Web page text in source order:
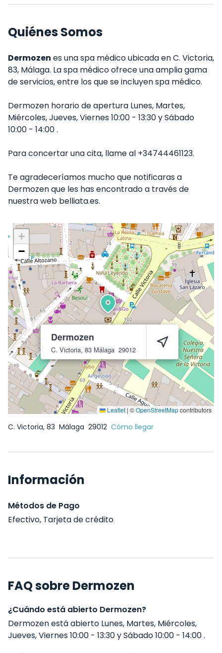
Quiénes Somos
Dermozen es una spa médico ubicada en C. Victoria,
83, Málaga. La spa médico ofrece una amplia gama
de servicios, entre los que se incluyen spa médico.
Dermozen horario de apertura Lunes, Martes,
Miércoles, Jueves, Viernes 10:00 - 13:30 y Sábado
10:00 - 14:00 .
Para concertar una cita, llame al +34744461123.
Te agradeceríamos mucho que notificaras a
Dermozen que les has encontrado a través de
nuestra web belliata.es.
Dermozen
C. Victoria, 83 Málaga 29012
+
−
Leaflet | ©OpenStreetMapcontributors
C. Victoria, 83 Málaga 29012 Cómo llegar
Información
Métodos de Pago
Efectivo, Tarjeta de crédito
FAQ sobre Dermozen
¿Cuándo está abierto Dermozen?
Dermozen está abierto Lunes, Martes, Miércoles,
Jueves, Viernes 10:00 - 13:30 y Sábado 10:00 - 14:00 .